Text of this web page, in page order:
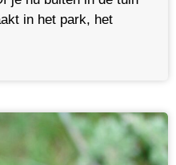
in het park, het